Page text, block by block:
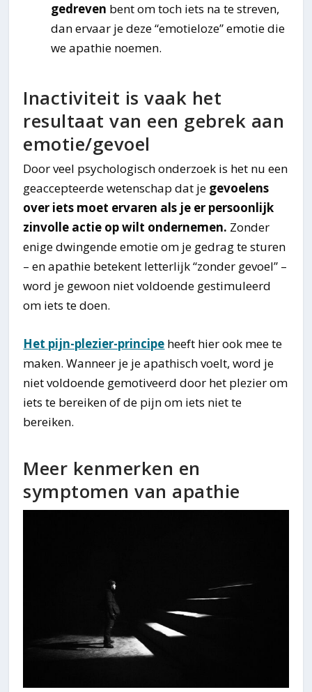
gedreven bent om toch iets na te streven,
dan ervaar je deze “emotieloze” emotie die
we apathie noemen.
Inactiviteit is vaak het
resultaat van een gebrek aan
emotie/gevoel
Door veel psychologisch onderzoek is het nu een
geaccepteerde wetenschap dat je gevoelens
over iets moet ervaren als je er persoonlijk
zinvolle actie op wilt ondernemen. Zonder
enige dwingende emotie om je gedrag te sturen
– en apathie betekent letterlijk “zonder gevoel” –
word je gewoon niet voldoende gestimuleerd
om iets te doen.
Het pijn-plezier-principe heeft hier ook mee te
maken. Wanneer je je apathisch voelt, word je
niet voldoende gemotiveerd door het plezier om
iets te bereiken of de pijn om iets niet te
bereiken.
Meer kenmerken en
symptomen van apathie